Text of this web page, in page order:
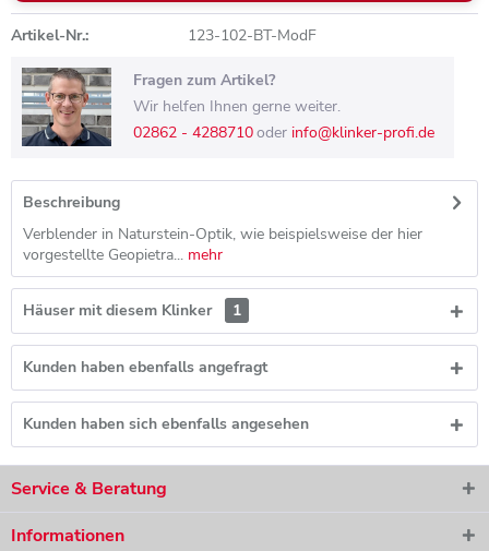
Artikel-Nr.: 123-102-BT-ModF
Fragen zum Artikel?
Wir helfen Ihnen gerne weiter.
02862 - 4288710oder info@klinker-profi.de
Beschreibung
Verblender in Naturstein-Optik, wie beispielsweise der hier
vorgestellte Geopietra... mehr
Häuser mit diesem Klinker 1
Kunden haben ebenfalls angefragt
Kunden haben sich ebenfalls angesehen
Service & Beratung
Informationen